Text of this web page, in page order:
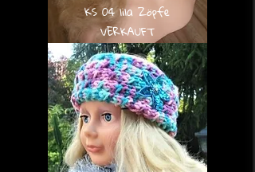
KS 04 lila Zöpfe
VERKAUFT